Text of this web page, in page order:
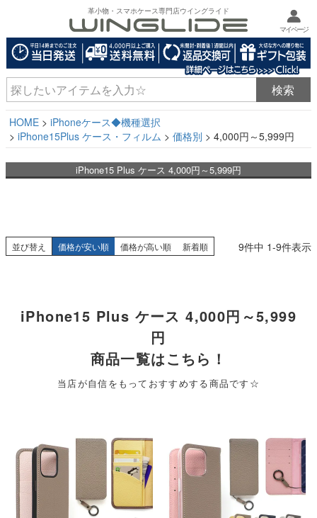
革小物・スマホケース専門店ウイングライド
マイページ
HOME
iPhoneケース◆機種選択
iPhone15Plus ケース・フィルム
価格別 4,000円～5,999円
iPhone15 Plus ケース 4,000円～5,999円
並び替え 価格が安い順 価格が高い順 新着順 9件中 1-9件表示
iPhone15 Plus ケース 4,000円～5,999
円
商品一覧はこちら！
当店が自信をもっておすすめする商品です☆